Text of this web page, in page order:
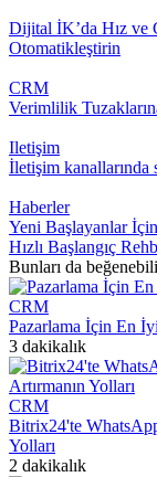
Dijital İK’da Hız ve
Otomatikleştirin
CRM
Verimlilik
Iletişim
İletişim kanallarında
Haberler
Yeni Başlayanlar
Hızlı Başlangıç
Bunları da
CRM
Pazarlama İçin En
3 dakikalık
CRM
Bitrix24'te WhatsApp
Yolları
2 dakikalık